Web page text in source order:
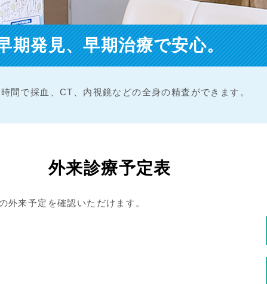
期発見、早期治療で安心。
間で採血、CT、内視鏡などの全身の精査ができます。
外来診療予定表
外来予定を確認いただけます。